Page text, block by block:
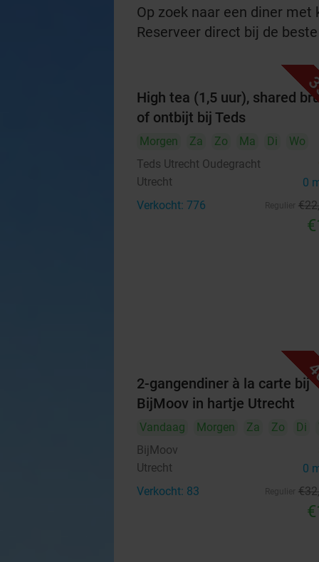
Op zoek naar een diner
Reserveer direct bij de
High tea (1,5 uur), shared
of ontbijt bij Teds
Morgen Za Zo Ma Di
Wo
Teds Utrecht Oudegracht
Utrecht 0
Verkocht: 776 €22
2-gangendiner à la carte bij
BijMoov in hartje Utrecht
Vandaag Morgen Za Zo Di
BijMoov
Utrecht 0
Verkocht: 83 €32